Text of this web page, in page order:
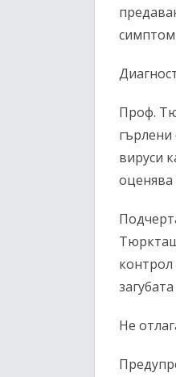
Проф.
гърлени
вируси
оценява
Не